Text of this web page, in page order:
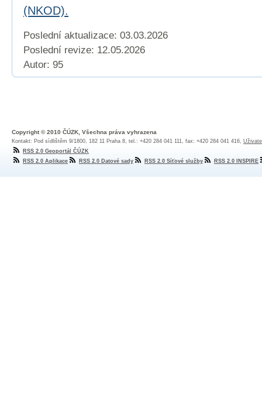
(NKOD).
Poslední aktualizace: 03.03.2026
Poslední revize: 12.05.2026
Autor: 95
Copyright © 2010 ČÚZK, Všechna práva vyhrazena
Kontakt: Pod sídlištěm 9/1800, 182 11 Praha 8, tel.: +420 284 041 111, fax: +420 284 041 416,
RSS 2.0 Geoportál ČÚZK
RSS 2.0 Aplikace
RSS 2.0 Datové sady RSS 2.0 Síťové služby RSS 2.0 INSPIRE